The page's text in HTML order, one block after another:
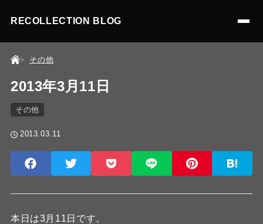
RECOLLECTION BLOG
その他
2013年3月11日
その他
2013.03.11
本日は3月11日です。